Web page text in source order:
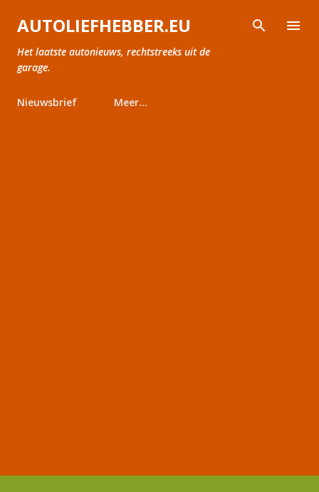
Doorgaan naar hoofdcontent
AUTOLIEFHEBBER.EU
Het laatste autonieuws, rechtstreeks uit de
garage.
Nieuwsbrief Meer…